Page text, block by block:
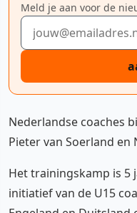
Meld je aan voor de
E-mailadres
Nederlandse coaches
Pieter van Soerland en
Het trainingskamp is 5
initiatief van de U15